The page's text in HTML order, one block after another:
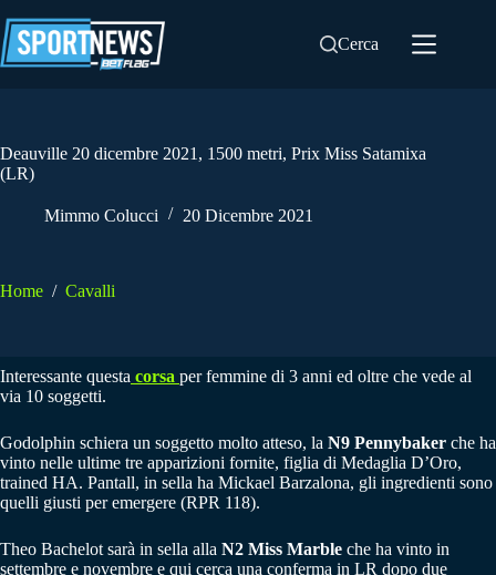
al
contenuto
Cerca
Deauville 20 dicembre 2021, 1500 metri, Prix Miss Satamixa
(LR)
Mimmo Colucci 20 Dicembre 2021
Home / Cavalli
Interessante questa corsa per femmine di 3 anni ed oltre che vede al
via 10 soggetti.
Godolphin schiera un soggetto molto atteso, la N9 Pennybaker che ha
vinto nelle ultime tre apparizioni fornite, figlia di Medaglia D’Oro,
trained HA. Pantall, in sella ha Mickael Barzalona, gli ingredienti sono
quelli giusti per emergere (RPR 118).
Theo Bachelot sarà in sella alla N2 Miss Marble che ha vinto in
settembre e novembre e qui cerca una conferma in LR dopo due